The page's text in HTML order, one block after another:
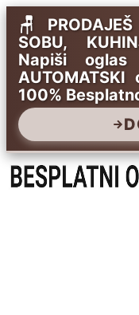
🪑
SOBU,
Napiši
100%